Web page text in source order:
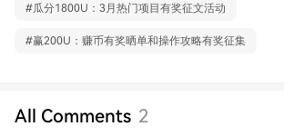
#瓜分1800U：3月热门项目有奖征文活动
#赢200U：赚币有奖晒单和操作攻略有奖征集
All Comments 2